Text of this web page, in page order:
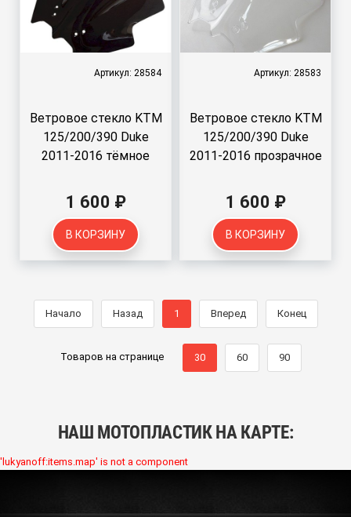
Артикул: 28584
Ветровое стекло KTM
125/200/390 Duke
2011-2016 тёмное
1 600 ₽
В КОРЗИНУ
Артикул: 28583
Ветровое стекло KTM
125/200/390 Duke
2011-2016 прозрачное
1 600 ₽
В КОРЗИНУ
Начало Назад 1 Вперед Конец
Товаров на странице 30 60 90
НАШ МОТОПЛАСТИК НА КАРТЕ:
'lukyanoff:items.map' is not a component